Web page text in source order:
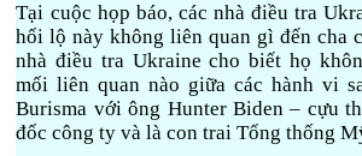
Tại cuộc họp báo, các nhà điều tra
hối lộ này không liên quan gì đến cha
nhà điều tra Ukraine cho biết họ
mối liên quan nào giữa các hành vi
Burisma với ông Hunter Biden – cựu
đốc công ty và là con trai Tổng thống